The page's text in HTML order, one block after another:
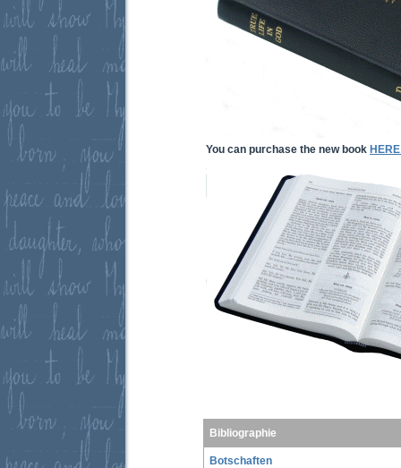
You can purchase the new book
Bibliographie
Botschaften